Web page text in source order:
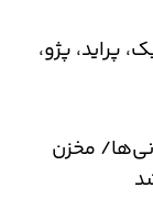
پراید، پژو،
مخزن